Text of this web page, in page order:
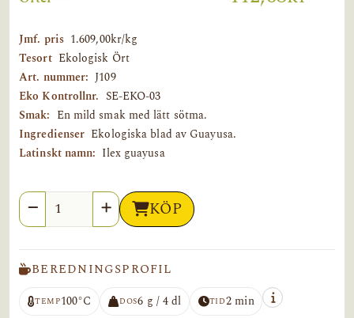
Jmf. pris 1.609,00kr/kg
Tesort Ekologisk Ört
Art. nummer: J109
Eko Kontrollnr. SE-EKO-03
Smak: En mild smak med lätt sötma.
Ingredienser Ekologiska blad av Guayusa.
Latinskt namn: Ilex guayusa
Antal KÖP
BEREDNINGSPROFIL
TEMP100°C DOS6 g / 4 dl TID2 min